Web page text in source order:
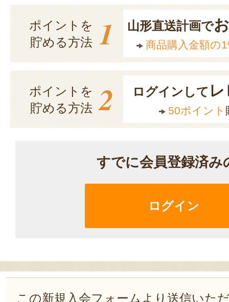
ポイントを
貯める方法 1 山形直送計画で
商品購入金額の
ポイントを
貯める方法 2 ログインして
50ポイント
すでに会員登録済み
ログイン
この新規入会フォームより送信いた